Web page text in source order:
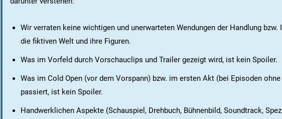
Wir verraten keine wichtigen und unerwarteten Wendungen der Handlung
die fiktiven Welt und ihre Figuren.
Was im Vorfeld durch Vorschauclips und Trailer gezeigt wird, ist kein Spoiler.
Was im Cold Open (vor dem Vorspann) bzw. im ersten Akt (bei Episoden ohne
passiert, ist kein Spoiler.
Handwerklichen Aspekte (Schauspiel, Drehbuch, Bühnenbild, Soundtrack,